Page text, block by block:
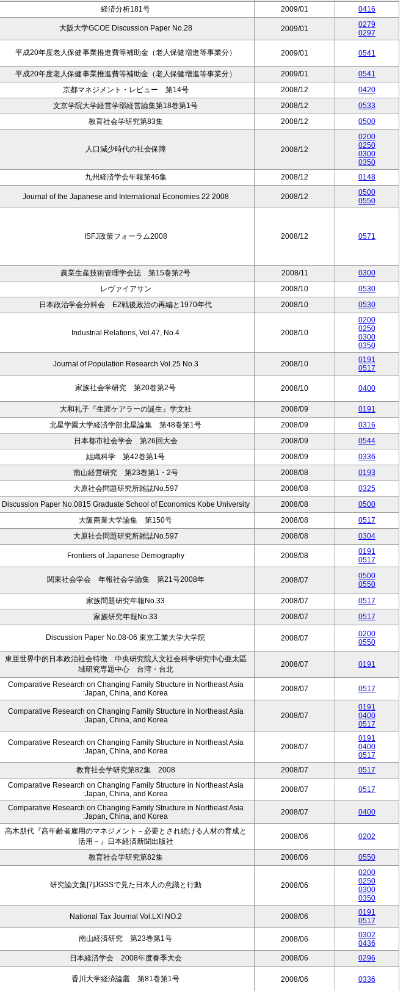
経済分析181号 2009/01 0416
大阪大学GCOE Discussion Paper No.28 2009/01
0279
0297
平成20年度老人保健事業推進費等補助金（老人保健増進等事業分） 2009/01 0541
平成20年度老人保健事業推進費等補助金（老人保健増進等事業分） 2009/01
0541
京都マネジメント・レビュー 第14号 2008/12
0420
文京学院大学経営学部経営論集第18巻第1号 2008/12
0533
教育社会学研究第83集 2008/12 0500
人口減少時代の社会保障 2008/12
0200
0250
0300
0350
九州経済学会年報第46集 2008/12
0148
Journal of the Japanese and International Economies 22 2008 2008/12
0500
0550
ISFJ政策フォーラム2008 2008/12 0571
農業生産技術管理学会誌 第15巻第2号 2008/11
0300
レヴァイアサン 2008/10
0530
日本政治学会分科会 E2戦後政治の再編と1970年代 2008/10 0530
Industrial Relations, Vol.47, No.4 2008/10
0200
0250
0300
0350
Journal of Population Research Vol.25 No.3 2008/10
0191
0517
家族社会学研究 第20巻第2号 2008/10 0400
大和礼子『生涯ケアラーの誕生』学文社 2008/09
0191
北星学園大学経済学部北星論集 第48巻第1号 2008/09
0316
日本都市社会学会 第26回大会 2008/09
0544
組織科学 第42巻第1号 2008/09
0336
南山経営研究 第23巻第1・2号 2008/08
0193
大原社会問題研究所雑誌No.597 2008/08
0325
Discussion Paper No.0815 Graduate School of Economics Kobe University 2008/08
0500
大阪商業大学論集 第150号 2008/08
0517
大原社会問題研究所雑誌No.597 2008/08 0304
Frontiers of Japanese Demography 2008/08
0191
0517
関東社会学会 年報社会学論集 第21号2008年 2008/07
0500
0550
家族問題研究年報No.33 2008/07
0517
家族研究年報No.33 2008/07
0517
Discussion Paper No.08-06 東京工業大学大学院 2008/07
0200
0550
東亜世界中的日本政治社会特徴 中央研究院人文社会科学研究中心亜太區
域研究専題中心 台湾・台北
2008/07 0191
Comparative Research on Changing Family Structure in Northeast Asia
:Japan, China, and Korea
2008/07 0517
Comparative Research on Changing Family Structure in Northeast Asia
:Japan, China, and Korea
2008/07
0191
0400
0517
Comparative Research on Changing Family Structure in Northeast Asia
:Japan, China, and Korea
2008/07
0191
0400
0517
教育社会学研究第82集 2008 2008/07
0517
Comparative Research on Changing Family Structure in Northeast Asia
:Japan, China, and Korea
2008/07 0517
Comparative Research on Changing Family Structure in Northeast Asia
:Japan, China, and Korea
2008/07 0400
高木朋代『高年齢者雇用のマネジメント－必要とされ続ける人材の育成と
活用－』日本経済新聞出版社
2008/06 0202
教育社会学研究第82集 2008/06 0550
研究論文集[7]JGSSで見た日本人の意識と行動 2008/06
0200
0250
0300
0350
National Tax Journal Vol.LXI NO.2 2008/06
0191
0517
南山経済研究 第23巻第1号 2008/06
0302
0436
日本経済学会 2008年度春季大会 2008/06
0296
香川大学経済論叢 第81巻第1号 2008/06 0336